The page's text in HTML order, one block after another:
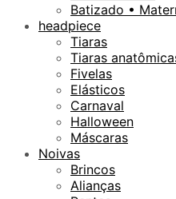
Batizado •
headpiece
Tiaras
Tiaras
Fivelas
Elásticos
Carnaval
Halloween
Máscaras
Noivas
Brincos
Alianças